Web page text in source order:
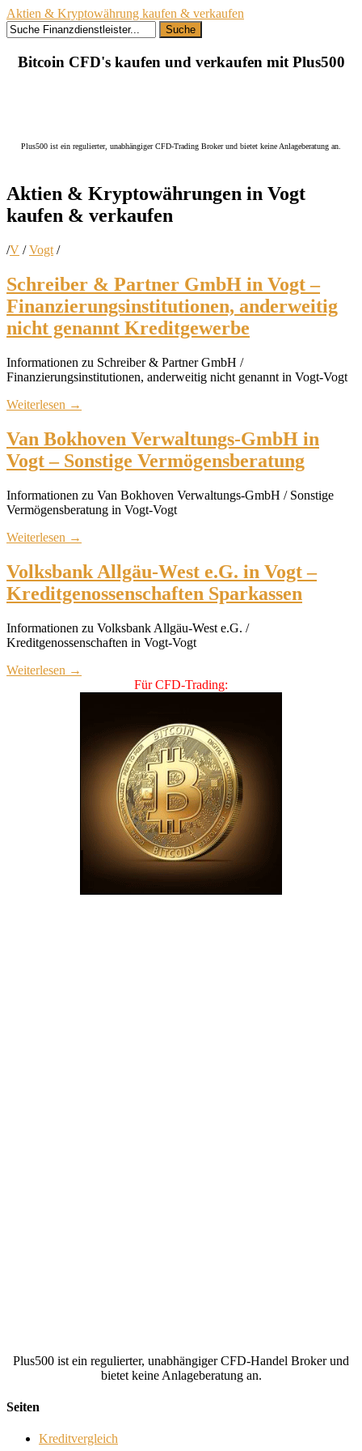
Aktien & Kryptowährung kaufen & verkaufen
Suche
Bitcoin CFD's kaufen und verkaufen mit Plus500
Plus500 ist ein regulierter, unabhängiger CFD-Trading Broker und bietet keine Anlageberatung an.
Aktien & Kryptowährungen in Vogt
kaufen & verkaufen
/V / Vogt /
Schreiber & Partner GmbH in Vogt –
Finanzierungsinstitutionen, anderweitig
nicht genannt Kreditgewerbe
Informationen zu Schreiber & Partner GmbH /
Finanzierungsinstitutionen, anderweitig nicht genannt in Vogt-Vogt
Weiterlesen →
Van Bokhoven Verwaltungs-GmbH in
Vogt – Sonstige Vermögensberatung
Informationen zu Van Bokhoven Verwaltungs-GmbH / Sonstige
Vermögensberatung in Vogt-Vogt
Weiterlesen →
Volksbank Allgäu-West e.G. in Vogt –
Kreditgenossenschaften Sparkassen
Informationen zu Volksbank Allgäu-West e.G. /
Kreditgenossenschaften in Vogt-Vogt
Weiterlesen →
Für CFD-Trading:
Plus500 ist ein regulierter, unabhängiger CFD-Handel Broker und
bietet keine Anlageberatung an.
Seiten
Kreditvergleich